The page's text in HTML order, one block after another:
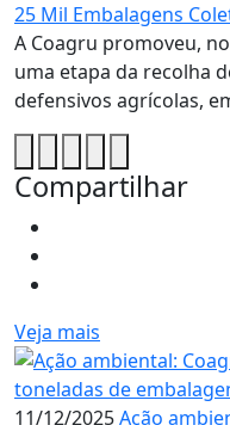
25 Mil Embalagens
A Coagru promoveu,
uma etapa da recolha
defensivos agrícolas,
Compartilhar
Veja mais
11/12/2025Ação